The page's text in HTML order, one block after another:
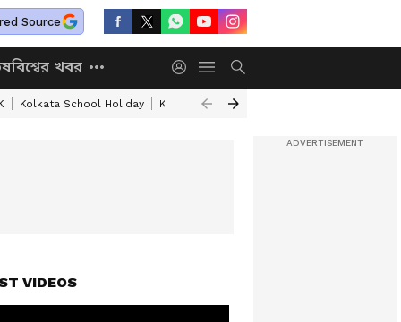
Source
বিশ্বের খবর
Kolkata School Holiday Kolkata Weather Update
VIDEOS